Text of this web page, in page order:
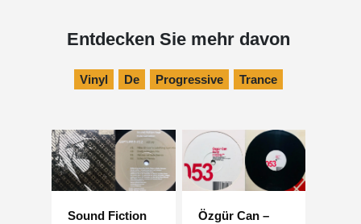
Entdecken Sie mehr davon
Vinyl De Progressive Trance
Sound Fiction
Özgür Can –